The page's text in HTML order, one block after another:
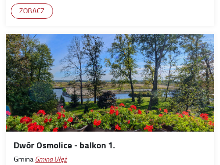
ZOBACZ
Dwór Osmolice - balkon 1.
GminaGmina Ułęż